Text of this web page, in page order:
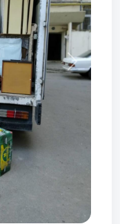
Next